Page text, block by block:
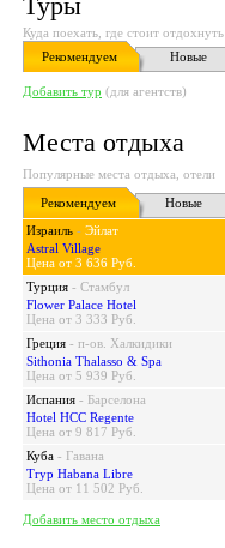
Куда поехать, где стоит отдохнуть
Рекомендуем
Новые
Добавить тур (для агентств)
Места отдыха
Популярные места отдыха, отели
Рекомендуем
Новые
Израиль - Эйлат
Astral Village
Цена от 3 636 Руб.
Турция - Стамбул
Flower Palace Hotel
Цена от 3 333 Руб.
Греция - п-ов. Халкидики
Sithonia Thalasso & Spa
Цена от 5 939 Руб.
Испания - Барселона
Hotel HCC Regente
Цена от 9 817 Руб.
Куба - Гавана
Tryp Habana Libre
Цена от 11 502 Руб.
Добавить место отдыха